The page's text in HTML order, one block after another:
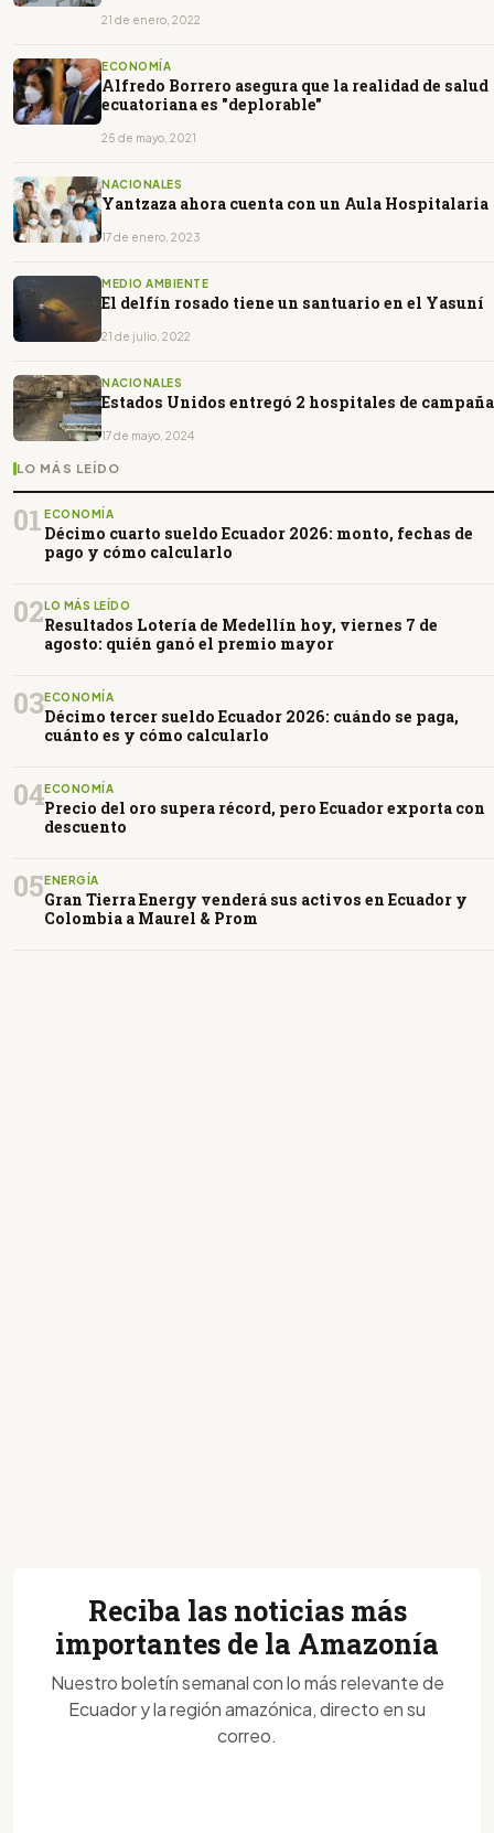
21 de enero, 2022
ECONOMÍA
Alfredo Borrero asegura que la realidad de salud
ecuatoriana es "deplorable"
25 de mayo, 2021
NACIONALES
Yantzaza ahora cuenta con un Aula Hospitalaria
17 de enero, 2023
MEDIO AMBIENTE
El delfín rosado tiene un santuario en el Yasuní
21 de julio, 2022
NACIONALES
Estados Unidos entregó 2 hospitales de campaña
17 de mayo, 2024
LO MÁS LEÍDO
01 ECONOMÍA
Décimo cuarto sueldo Ecuador 2026: monto, fechas de
pago y cómo calcularlo
02 LO MÁS LEÍDO
Resultados Lotería de Medellín hoy, viernes 7 de
agosto: quién ganó el premio mayor
03ECONOMÍA
Décimo tercer sueldo Ecuador 2026: cuándo se paga,
cuánto es y cómo calcularlo
04ECONOMÍA
Precio del oro supera récord, pero Ecuador exporta con
descuento
05 ENERGÍA
Gran Tierra Energy venderá sus activos en Ecuador y
Colombia a Maurel & Prom
Reciba las noticias más
importantes de la Amazonía
Nuestro boletín semanal con lo más relevante de
Ecuador y la región amazónica, directo en su
correo.